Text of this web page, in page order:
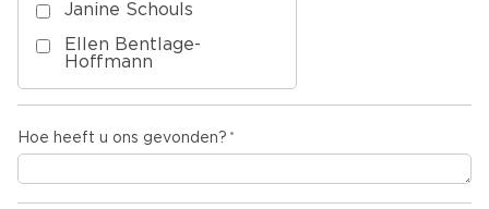
Janine Schouls
Ellen Bentlage-
Hoffmann
Hoe heeft u ons gevonden?